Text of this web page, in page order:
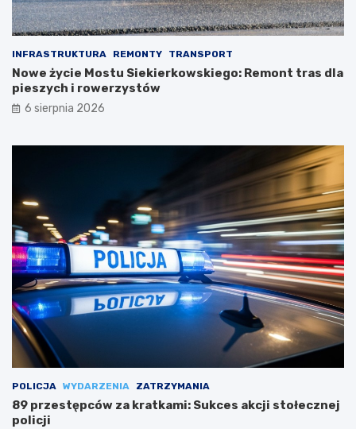
INFRASTRUKTURA REMONTY TRANSPORT
Nowe życie Mostu Siekierkowskiego: Remont tras dla
pieszych i rowerzystów
6 sierpnia 2026
POLICJA WYDARZENIA ZATRZYMANIA
89 przestępców za kratkami: Sukces akcji stołecznej
policji